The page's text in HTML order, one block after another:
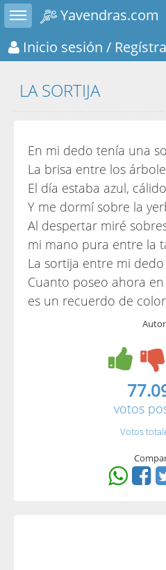
Toggle sidebar
Yavendras.com
Inicio sesión /
LA SORTIJA
En mi dedo tenía una
La brisa entre los
El día estaba azul,
Y me dormí sobre la
Al despertar miré
mi mano pura entre la
La sortija entre mi
Cuanto poseo ahora
es un recuerdo de
votos
Votos